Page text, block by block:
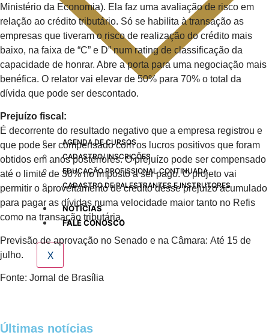
AGENDA DE CURSOS
CADASTRO/ INSCRIÇÕES
EDUCAÇÃO PROFISSIONAL CONTINUADA
CADASTRO DE PALESTRANTES E INSTRUTORES
NOTÍCIAS
FALE CONOSCO
X
Ministério da Economia). Ela faz uma avaliação de risco em
relação ao crédito tributário. Só se habilita à transação as
empresas que tiveram o risco de realização do crédito mais
baixo, na faixa de “C” e D” num rating de classificação da
capacidade de honrar. Abre a porta para uma negociação mais
benéfica. O relator vai elevar de 50% para 70% o total da
dívida que pode ser descontado.
Prejuízo fiscal:
É decorrente do resultado negativo que a empresa registrou e
que pode ser compensado com os lucros positivos que foram
obtidos em anos posteriores. O prejuízo pode ser compensado
até o limite de 30% no imposto a ser pago. O projeto vai
permitir o aproveitamento de crédito desse prejuízo acumulado
para pagar as dívidas numa velocidade maior tanto no Refis
como na transação tributária.
Previsão de aprovação no Senado e na Câmara: Até 15 de
julho.
Fonte: Jornal de Brasília
Últimas notícias